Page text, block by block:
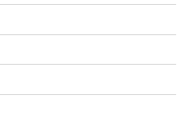
社ミライリサーチ